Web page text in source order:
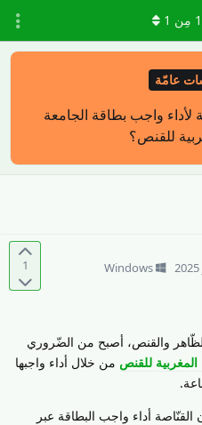
عامّة
واجب بطاقة الجامعة
للقنص؟
1 مِن 1
1 Windows
والقنص، أصبح من الضّروري
للقنص من خلال أداء واجبها
أداء واجب البطاقة عبر